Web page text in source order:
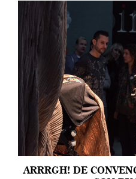
ARRRGH! DE